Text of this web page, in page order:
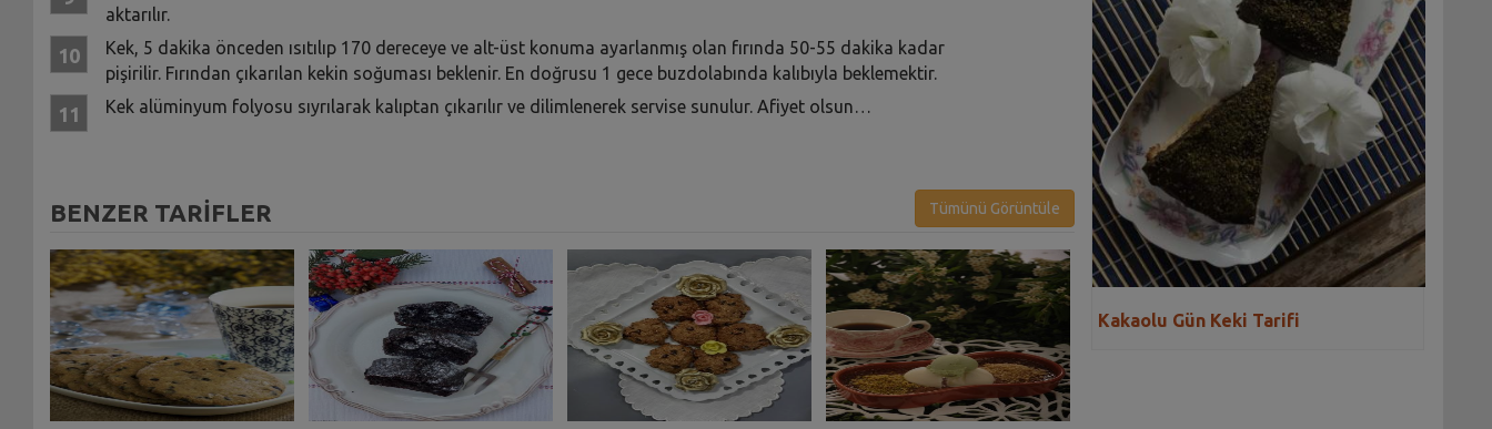
aktarılır.
Kek, 5 dakika önceden ısıtılıp 170 dereceye ve alt-üst konuma ayarlanmış olan fırında 50-55 dakika kadar
pişirilir. Fırından çıkarılan kekin soğuması beklenir. En doğrusu 1 gece buzdolabında kalıbıyla beklemektir.
Kek alüminyum folyosu sıyrılarak kalıptan çıkarılır ve dilimlenerek servise sunulur. Afiyet olsun…
BENZER TARİFLER Tümünü Görüntüle
Kakaolu Gün Keki Tarifi